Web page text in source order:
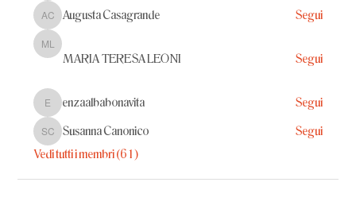
Augusta Casagrande
Augusta Casagrande Segui
MARIA TERESA LEONI
MARIA TERESA LEONI Segui
enzaalbabonavita
enzaalbabonavita Segui
Susanna Canonico
Susanna Canonico
Segui
Vedi tutti i membri (61)